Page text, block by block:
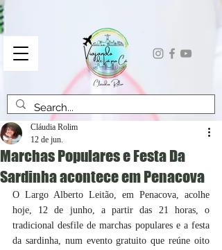
Marchas Populares e Festa Da
Sardinha acontece em Penacova
Cláudia Rolim
12 de jun.
O Largo Alberto Leitão, em Penacova, acolhe
hoje, 12 de junho, a partir das 21 horas, o
tradicional desfile de marchas populares e a festa
da sardinha, num evento gratuito que reúne oito